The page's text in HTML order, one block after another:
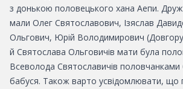
з донькою половецького хана Аепи.
мали Олег Святославович, Ізяслав
Ольгович, Юрій Володимирович
й Святослава Ольговичів мати була
Всеволода Святославичів половчанками
бабуся. Також варто усвідомлювати, що